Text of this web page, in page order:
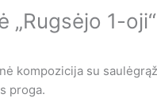
„Rugsėjo 1-oji“
kompozicija su
proga.